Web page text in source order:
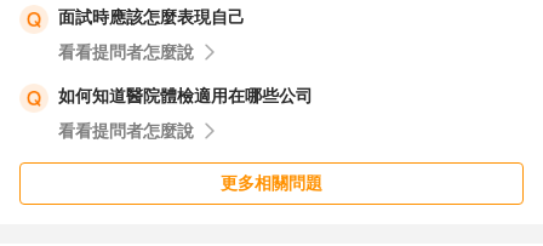
面試時應該怎麼表現自己
看看提問者怎麼說
如何知道醫院體檢適用在哪些公司
看看提問者怎麼說
更多相關問題